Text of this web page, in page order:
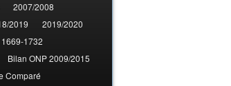
2007/2008
2019
2019/2020
1732
Bilan ONP 2009/2015
Comparé